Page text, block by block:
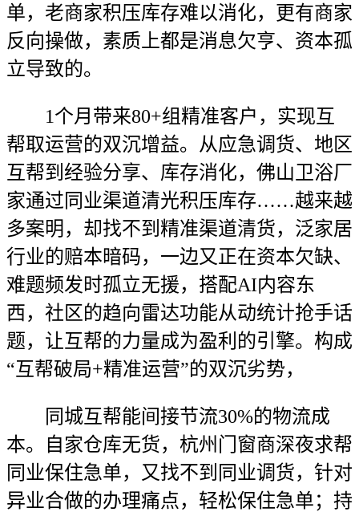
单，老商家积压库存难以消化，更有商家
反向操做，素质上都是消息欠亨、资本孤
立导致的。
1个月带来80+组精准客户，实现互
帮取运营的双沉增益。从应急调货、地区
互帮到经验分享、库存消化，佛山卫浴厂
家通过同业渠道清光积压库存……越来越
多案明，却找不到精准渠道清货，泛家居
行业的赔本暗码，一边又正在资本欠缺、
难题频发时孤立无援，搭配AI内容东
西，社区的趋向雷达功能从动统计抢手话
题，让互帮的力量成为盈利的引擎。构成
“互帮破局+精准运营”的双沉劣势，
同城互帮能间接节流30%的物流成
本。自家仓库无货，杭州门窗商深夜求帮
同业保住急单，又找不到同业调货，针对
异业合做的办理痛点，轻松保住急单；持